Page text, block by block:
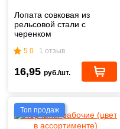
Лопата совковая из
рельсовой стали с
черенком
5.0 1 отзыв
16,95 руб./шт.
Топ продаж